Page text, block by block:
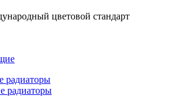
цветовой стандарт
радиаторы
радиаторы